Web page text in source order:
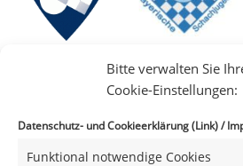
Bitte verwalten Sie
Cookie-Einstellungen:
Datenschutz- und Cookieerklärung (Link)/
Funktional notwendige Cookies